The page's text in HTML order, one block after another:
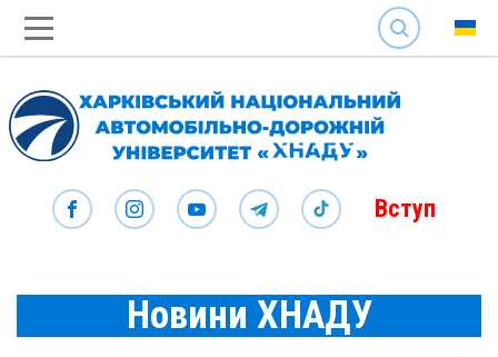
SEARCH
Вступ
Новини ХНАДУ